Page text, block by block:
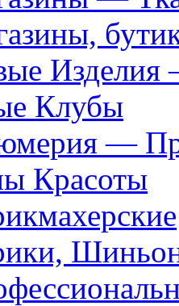
Изделия
Клубы
—
Красоты